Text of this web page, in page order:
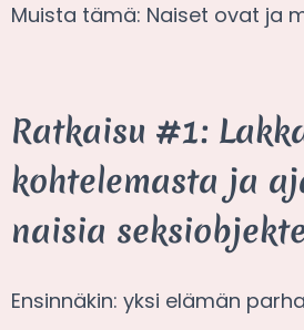
Muista tämä: Naiset ovat ja
Ratkaisu #1:
kohtelemasta ja
naisia
Ensinnäkin: yksi elämän